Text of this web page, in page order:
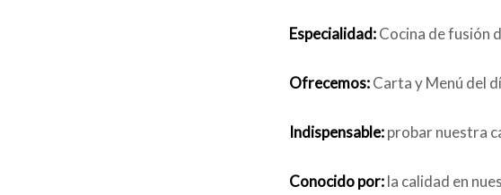
Especialidad:Cocina de fusión
Ofrecemos:Carta y Menú del
Indispensable:probar nuestra
Conocido por:la calidad en